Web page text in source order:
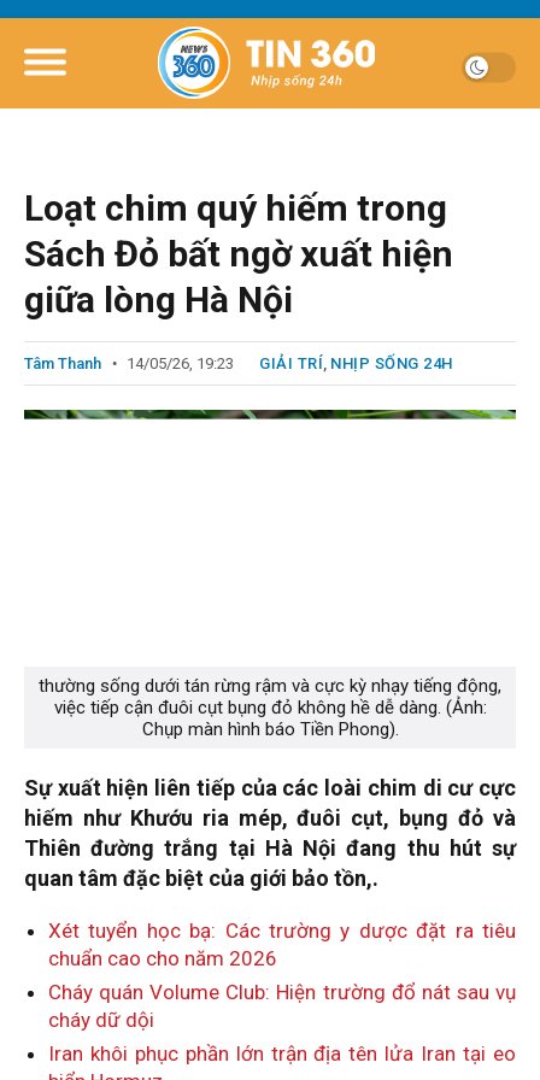
Loạt chim quý hiếm trong
Sách Đỏ bất ngờ xuất hiện
giữa lòng Hà Nội
Tâm Thanh 14/05/26, 19:23 GIẢI TRÍ, NHỊP SỐNG 24H
thường sống dưới tán rừng rậm và cực kỳ nhạy tiếng động,
việc tiếp cận đuôi cụt bụng đỏ không hề dễ dàng. (Ảnh:
Chụp màn hình báo Tiền Phong).
Sự xuất hiện liên tiếp của các loài chim di cư cực
hiếm như Khướu ria mép, đuôi cụt, bụng đỏ và
Thiên đường trắng tại Hà Nội đang thu hút sự
quan tâm đặc biệt của giới bảo tồn,.
Xét tuyển học bạ: Các trường y dược đặt ra tiêu
chuẩn cao cho năm 2026
Cháy quán Volume Club: Hiện trường đổ nát sau vụ
cháy dữ dội
Iran khôi phục phần lớn trận địa tên lửa Iran tại eo